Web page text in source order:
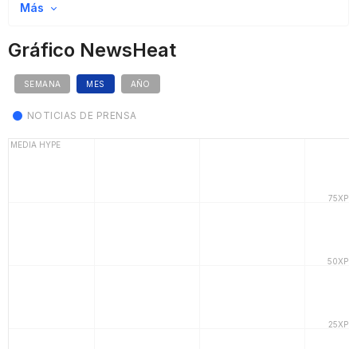
Más
Gráfico NewsHeat
SEMANA MES AÑO
NOTICIAS DE PRENSA